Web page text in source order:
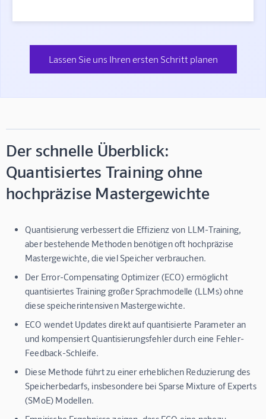
Lassen Sie uns Ihren ersten Schritt planen
Der schnelle Überblick:
Quantisiertes Training ohne
hochpräzise Mastergewichte
Quantisierung verbessert die Effizienz von LLM-Training,
aber bestehende Methoden benötigen oft hochpräzise
Mastergewichte, die viel Speicher verbrauchen.
Der Error-Compensating Optimizer (ECO) ermöglicht
quantisiertes Training großer Sprachmodelle (LLMs) ohne
diese speicherintensiven Mastergewichte.
ECO wendet Updates direkt auf quantisierte Parameter an
und kompensiert Quantisierungsfehler durch eine Fehler-
Feedback-Schleife.
Diese Methode führt zu einer erheblichen Reduzierung des
Speicherbedarfs, insbesondere bei Sparse Mixture of Experts
(SMoE) Modellen.